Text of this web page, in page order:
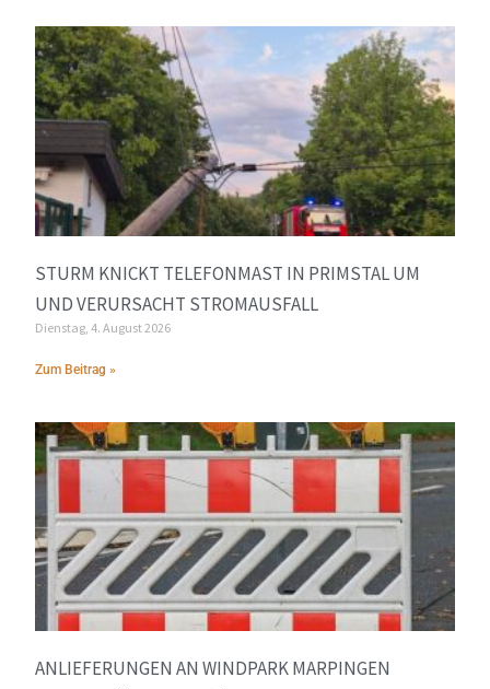
STURM KNICKT TELEFONMAST IN PRIMSTAL UM
UND VERURSACHT STROMAUSFALL
Dienstag, 4. August 2026
Zum Beitrag »
ANLIEFERUNGEN AN WINDPARK MARPINGEN